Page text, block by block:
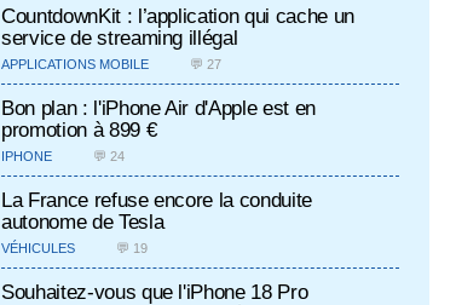
CountdownKit : l’application qui cache un
service de streaming illégal
APPLICATIONS MOBILE 💬 27
Bon plan : l'iPhone Air d'Apple est en
promotion à 899 €
IPHONE 💬 24
La France refuse encore la conduite
autonome de Tesla
VÉHICULES 💬 19
Souhaitez-vous que l'iPhone 18 Pro